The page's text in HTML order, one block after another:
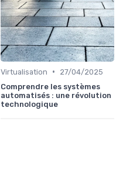
Virtualisation •
27/04/2025
Comprendre les systèmes
automatisés : une révolution
technologique